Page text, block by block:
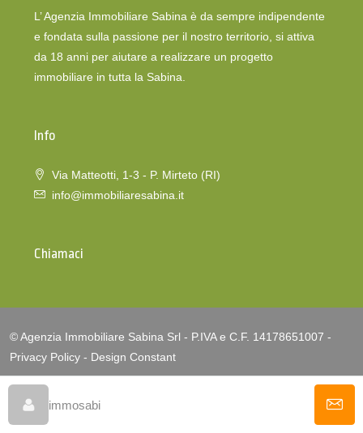
immosabi
L’ Agenzia Immobiliare Sabina è da sempre indipendente
e fondata sulla passione per il nostro territorio, si attiva
da 18 anni per aiutare a realizzare un progetto
immobiliare in tutta la Sabina.
Info
Via Matteotti, 1-3 - P. Mirteto (RI)
info@immobiliaresabina.it
Chiamaci
© Agenzia Immobiliare Sabina Srl - P.IVA e C.F. 14178651007 -
Privacy Policy - Design Constant